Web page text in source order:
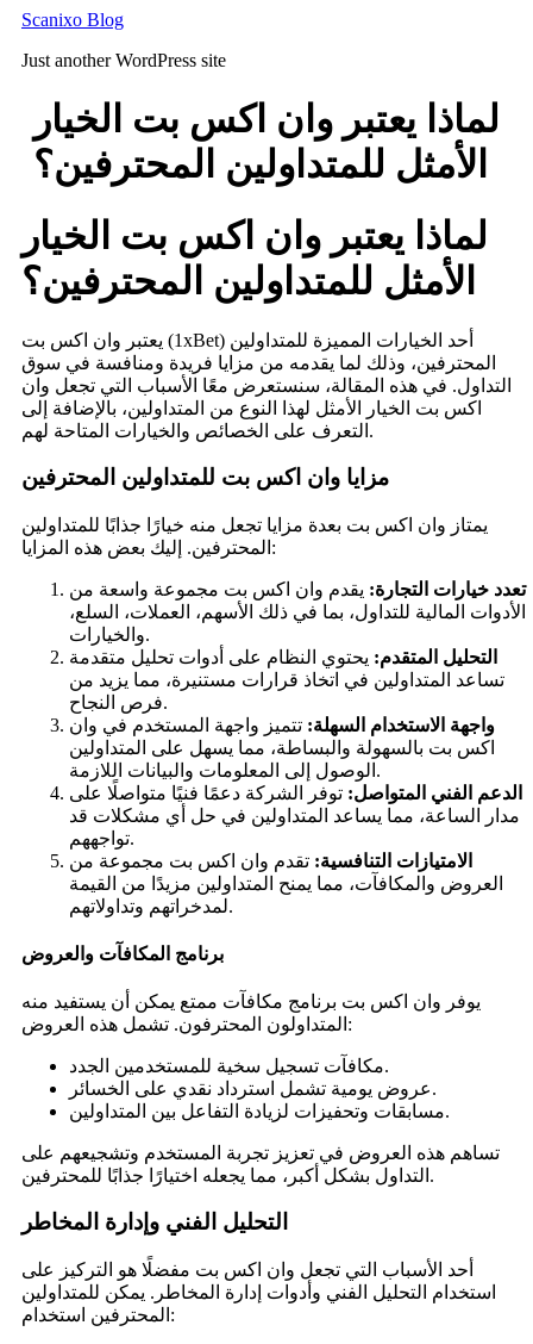
Skip
content
Scanixo Blog
Just another WordPress site
لماذا يعتبر وان اكس بت الخيار
الأمثل للمتداولين المحترفين؟
لماذا يعتبر وان اكس بت الخيار
الأمثل للمتداولين المحترفين؟
يعتبر وان اكس بت (1xBet) أحد الخيارات المميزة للمتداولين
المحترفين، وذلك لما يقدمه من مزايا فريدة ومنافسة في سوق
التداول. في هذه المقالة، سنستعرض معًا الأسباب التي تجعل وان
اكس بت الخيار الأمثل لهذا النوع من المتداولين، بالإضافة إلى
التعرف على الخصائص والخيارات المتاحة لهم.
مزايا وان اكس بت للمتداولين المحترفين
يمتاز وان اكس بت بعدة مزايا تجعل منه خيارًا جذابًا للمتداولين
المحترفين. إليك بعض هذه المزايا:
تعدد خيارات التجارة: يقدم وان اكس بت مجموعة واسعة من
الأدوات المالية للتداول، بما في ذلك الأسهم، العملات، السلع،
والخيارات.
التحليل المتقدم: يحتوي النظام على أدوات تحليل متقدمة
تساعد المتداولين في اتخاذ قرارات مستنيرة، مما يزيد من
فرص النجاح.
واجهة الاستخدام السهلة: تتميز واجهة المستخدم في وان
اكس بت بالسهولة والبساطة، مما يسهل على المتداولين
الوصول إلى المعلومات والبيانات اللازمة.
الدعم الفني المتواصل: توفر الشركة دعمًا فنيًا متواصلًا على
مدار الساعة، مما يساعد المتداولين في حل أي مشكلات قد
تواجههم.
الامتيازات التنافسية: تقدم وان اكس بت مجموعة من
العروض والمكافآت، مما يمنح المتداولين مزيدًا من القيمة
لمدخراتهم وتداولاتهم.
برنامج المكافآت والعروض
يوفر وان اكس بت برنامج مكافآت ممتع يمكن أن يستفيد منه
المتداولون المحترفون. تشمل هذه العروض:
مكافآت تسجيل سخية للمستخدمين الجدد.
عروض يومية تشمل استرداد نقدي على الخسائر.
مسابقات وتحفيزات لزيادة التفاعل بين المتداولين.
تساهم هذه العروض في تعزيز تجربة المستخدم وتشجيعهم على
التداول بشكل أكبر، مما يجعله اختيارًا جذابًا للمحترفين.
التحليل الفني وإدارة المخاطر
أحد الأسباب التي تجعل وان اكس بت مفضلًا هو التركيز على
استخدام التحليل الفني وأدوات إدارة المخاطر. يمكن للمتداولين
المحترفين استخدام: